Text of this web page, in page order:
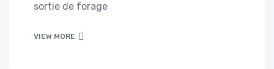
sortie de forage
VIEW MORE